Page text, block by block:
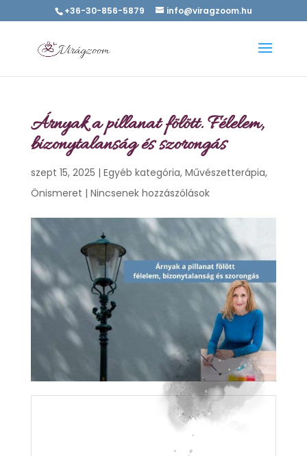
+36-30-856-5879 info@viragzoom.hu
Árnyak a pillanat fölött. Félelem,
bizonytalanság és szorongás
szept 15, 2025 | Egyéb kategória, Művészetterápia,
Önismeret | Nincsenek hozzászólások